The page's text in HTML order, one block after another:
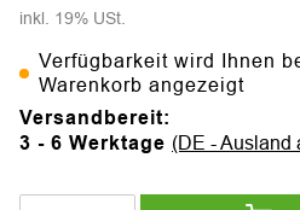
inkl. 19% USt.
Verfügbarkeit wird Ihnen
Warenkorb angezeigt
Versandbereit:
3 - 6 Werktage (DE - Ausland